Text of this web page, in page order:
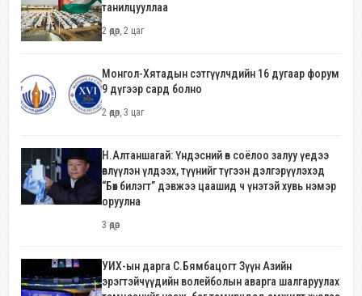
танилцууллаа
2 өдөр, 2 цаг
Монгол-Хятадын сэтгүүлчдийн 16 дугаар форум
9 дүгээр сард болно
2 өдөр, 3 цаг
Н.Алтаншагай: Үндэсний өв соёлоо залуу үедээ
өвлүүлэн үлдээх, түүнийг түгээн дэлгэрүүлэхэд
“Бөх билэгт” дэвжээ цаашид ч үнэтэй хувь нэмэр
оруулна
3 өдөр
УИХ-ын дарга С.Бямбацогт Зүүн Азийн
эрэгтэйчүүдийн волейболын аварга шалгаруулах